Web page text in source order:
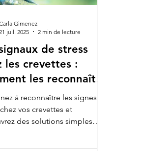
de stress
les crevettes :
les reconnaître
?
à reconnaître les signes de
vos crevettes et
des solutions simples
Gimenez
juil. 2025
2 min de lecture